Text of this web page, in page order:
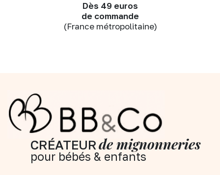
Dès 49 euros
de commande
(France métropolitaine)
CRÉATEURde mignonneries
pour bébés & enfants